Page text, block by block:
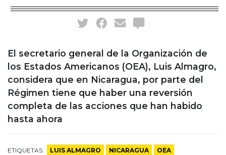
El secretario general de la Organización de
los Estados Americanos (OEA), Luis Almagro,
considera que en Nicaragua, por parte del
Régimen tiene que haber una reversión
completa de las acciones que han habido
hasta ahora
ETIQUETAS: LUIS ALMAGRO NICARAGUA
OEA